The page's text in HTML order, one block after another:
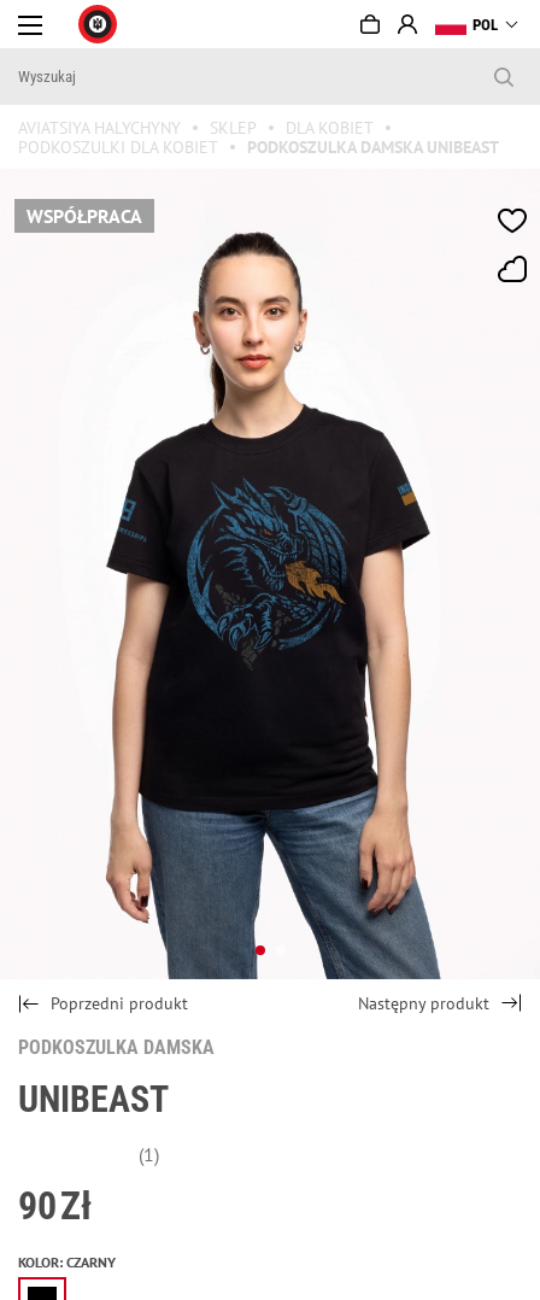
POL
AVIATSIYA HALYCHYNY SKLEP
DLA KOBIET
PODKOSZULKI DLA KOBIET
PODKOSZULKA DAMSKA UNIBEAST
WSPÓŁPRACA
Poprzedni produkt Następny produkt
PODKOSZULKA DAMSKA
UNIBEAST
(1)
90Zł
KOLOR: CZARNY